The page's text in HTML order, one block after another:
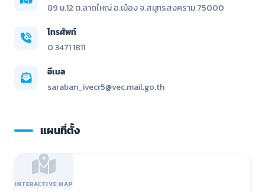
89 ม.12 ต.ลาดใหญ่ อ.เมือง จ.สมุทรสงคราม 75000
โทรศัพท์
0 3471 1811
อีเมล
saraban_ivecr5@vec.mail.go.th
แผนที่ตั้ง
INTERACTIVE MAP